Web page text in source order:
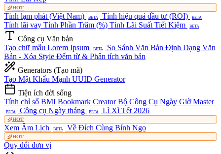
HOT
Tính lạm phát (Việt Nam) BETA Tính hiệu quả đầu tư (ROI) BETA
Tính lãi vay Tính Phần Trăm (%) Tính Lãi Suất Tiết Kiệm BETA
Công cụ Văn bản
Tạo chữ mẫu Lorem Ipsum
BETA So Sánh Văn Bản Định Dạng Văn
Bản - Xóa Style Đếm từ & Phân tích văn bản
Generators (Tạo mã)
Tạo Mật Khẩu Mạnh UUID Generator
Tiện ích đời sống
Tính chỉ số BMI Bookmark CreatorBộ Công Cụ Ngày Giờ Master
BETA Công cụ Ngày tháng BETA Lì Xì Tết 2026
HOT
Xem Âm Lịch BETA Về Đích Cùng Bính Ngọ
HOT
Quy đổi đơn vị